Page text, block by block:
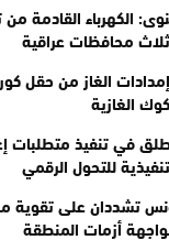
الكهرباء القادمة
محافظات عراقية
الغاز من حقل
الغازية
في تنفيذ متطلبات
للتحول الرقمي
تشددان على تقوية
أزمات المنطقة